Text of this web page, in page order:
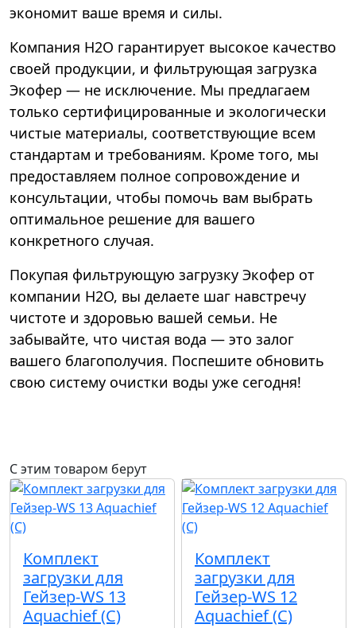
экономит ваше время и силы.
Компания Н2О гарантирует высокое качество
своей продукции, и фильтрующая загрузка
Экофер — не исключение. Мы предлагаем
только сертифицированные и экологически
чистые материалы, соответствующие всем
стандартам и требованиям. Кроме того, мы
предоставляем полное сопровождение и
консультации, чтобы помочь вам выбрать
оптимальное решение для вашего
конкретного случая.
Покупая фильтрующую загрузку Экофер от
компании Н2О, вы делаете шаг навстречу
чистоте и здоровью вашей семьи. Не
забывайте, что чистая вода — это залог
вашего благополучия. Поспешите обновить
свою систему очистки воды уже сегодня!
С этим товаром берут
Комплект
загрузки для
Гейзер-WS 13
Aquachief (C)
Комплект
загрузки для
Гейзер-WS 12
Aquachief (C)